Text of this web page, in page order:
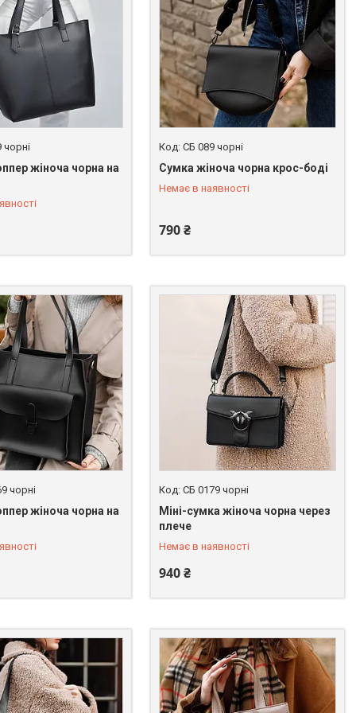
чорні
жіноча чорна на
45-31
СБ 089 чорні
Сумка жіноча чорна крос-боді
Немає в наявності
790 ₴
чорні
жіноча чорна на
45-31
СБ 0179 чорні
Міні-сумка жіноча чорна через
плече
Немає в наявності
940 ₴
+380 (67) 246-45-31